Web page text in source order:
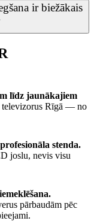
ir biežākais
līdz jaunākajiem
televizorus Rīgā — no
stenda.
joslu, nevis visu
pārbaudām pēc